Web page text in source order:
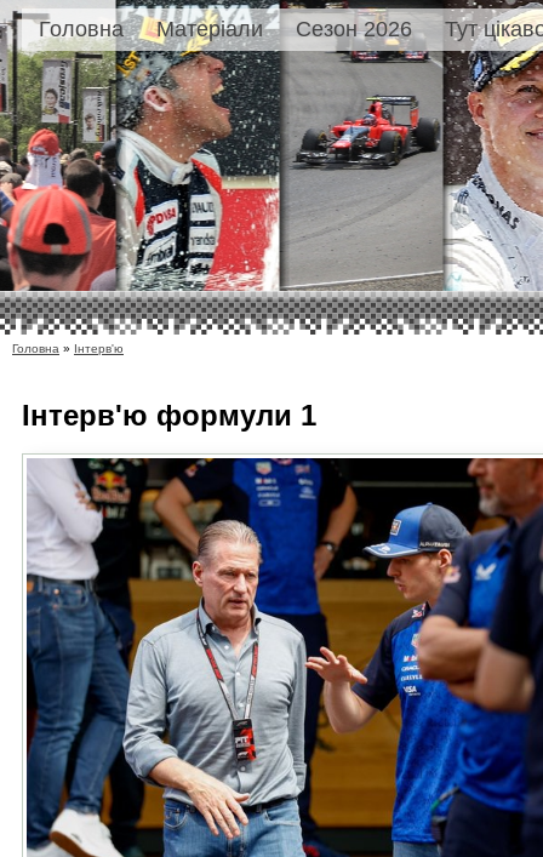
Головна Матеріали Сезон 2026 Тут
Головна » Інтерв'ю
Інтерв'ю формули 1